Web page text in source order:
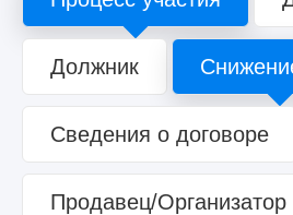
Должник
Сведения о договоре
Продавец/Организатор